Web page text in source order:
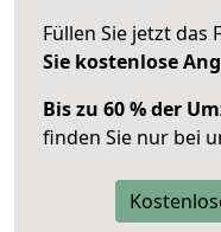
Füllen Sie jetzt das
Sie kostenlose
Bis zu 60 % der
finden Sie nur bei